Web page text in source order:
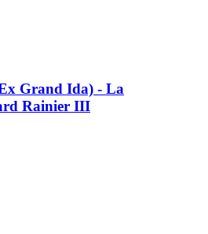
Grand Ida) - La
Rainier III